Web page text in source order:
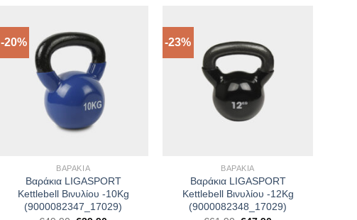
-20%
ΒΑΡΆΚΙΑ
Βαράκια LIGASPORT
Kettlebell Βινυλίου -10Kg
(9000082347_17029)
-23%
ΒΑΡΆΚΙΑ
Βαράκια LIGASPORT
Kettlebell Βινυλίου -12Kg
(9000082348_17029)